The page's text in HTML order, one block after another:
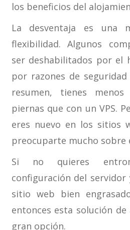
los beneficios del
La desventaja es una
flexibilidad. Algunos
ser deshabilitados por el
por razones de
resumen, tienes
piernas que con un VPS.
eres nuevo en los sitios
preocuparte mucho sobre
Si no quieres
configuración del servidor
sitio web bien
entonces esta solución
gran opción.